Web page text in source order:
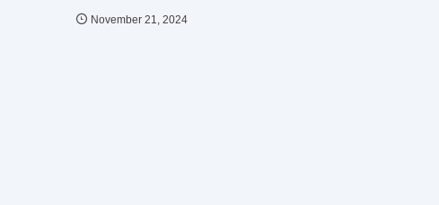
November 21 ,2024